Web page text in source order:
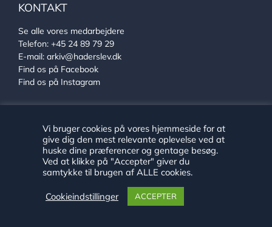
KONTAKT
Se alle vores medarbejdere
Telefon: +45 24 89 79 29
E-mail: arkiv@haderslev.dk
Find os på Facebook
Find os på Instagram
LINKS
Ehlers Samlingen
Von Oberbergs hus
Sønderjysk arkivsamarbejde
Vi bruger cookies på vores hjemmeside for at
give dig den mest relevante oplevelse ved at
huske dine præferencer og gentage besøg.
Ved at klikke på "Accepter" giver du
samtykke til brugen af ALLE cookies.
Cookieindstillinger ACCEPTER